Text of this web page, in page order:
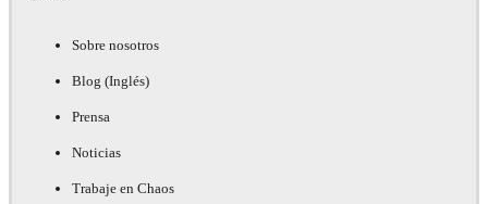
Sobre nosotros
Blog (Inglés)
Prensa
Noticias
Trabaje en Chaos